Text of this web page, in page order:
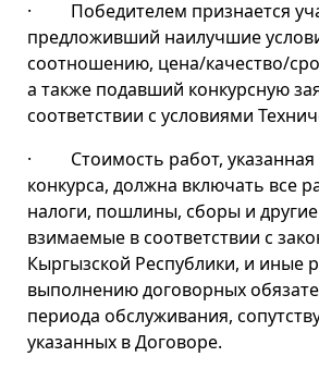
· Победителем признается
предложивший наилучшие
соотношению, цена/качество/
а также подавший конкурсную
соответствии с условиями
· Стоимость работ, указанная
конкурса, должна включать все
налоги, пошлины, сборы и
взимаемые в соответствии с
Кыргызской Республики, и иные
выполнению договорных
периода обслуживания,
указанных в Договоре.